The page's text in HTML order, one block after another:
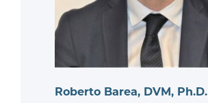
Roberto Barea, DVM, Ph.D.